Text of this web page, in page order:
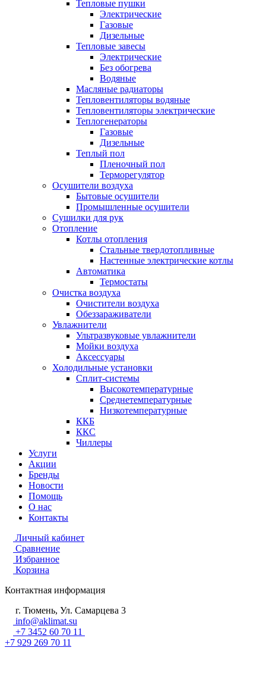
Тепловые пушки
Электрические
Газовые
Дизельные
Тепловые завесы
Электрические
Без обогрева
Водяные
Масляные радиаторы
Тепловентиляторы водяные
Тепловентиляторы электрические
Теплогенераторы
Газовые
Дизельные
Теплый пол
Пленочный пол
Терморегулятор
Осушители воздуха
Бытовые осушители
Промышленные осушители
Сушилки для рук
Отопление
Котлы отопления
Стальные твердотопливные
Настенные электрические котлы
Автоматика
Термостаты
Очистка воздуха
Очистители воздуха
Обеззараживатели
Увлажнители
Ультразвуковые увлажнители
Мойки воздуха
Аксессуары
Холодильные установки
Сплит-системы
Высокотемпературные
Среднетемпературные
Низкотемпературные
ККБ
ККС
Чиллеры
Услуги
Акции
Бренды
Новости
Помощь
О нас
Контакты
Личный кабинет
Сравнение
Избранное
Корзина
Контактная информация
г. Тюмень, Ул. Самарцева 3
info@aklimat.su
+7 3452 60 70 11
+7 929 269 70 11